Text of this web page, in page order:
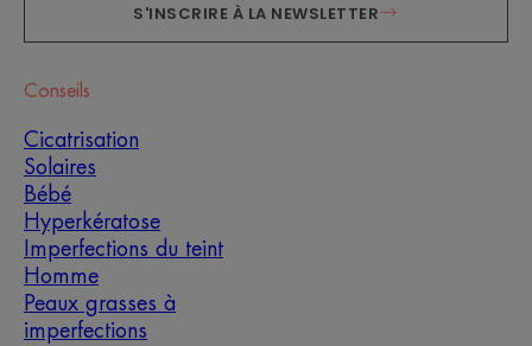
S'INSCRIRE À LA NEWSLETTER
Conseils
Cicatrisation
Solaires
Bébé
Hyperkératose
Imperfections du teint
Homme
Peaux grasses à
imperfections